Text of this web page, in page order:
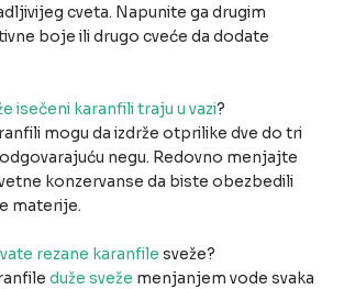
cveta. Napunite ga drugim
boje ili drugo cveće da dodate
isečeni karanfili traju u vazi?
mogu da izdrže otprilike dve do tri
odgovarajuću negu. Redovno menjajte
konzervanse da biste obezbedili
materije.
rezane karanfile sveže?
duže sveže menjanjem vode svaka